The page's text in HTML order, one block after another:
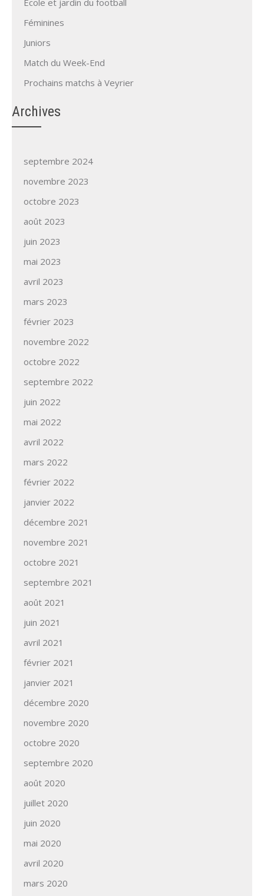
Féminines
Juniors
Match du Week-End
Prochains matchs à Veyrier
Archives
septembre 2024
novembre 2023
octobre 2023
août 2023
juin 2023
mai 2023
avril 2023
mars 2023
février 2023
novembre 2022
octobre 2022
septembre 2022
juin 2022
mai 2022
avril 2022
mars 2022
février 2022
janvier 2022
décembre 2021
novembre 2021
octobre 2021
septembre 2021
août 2021
juin 2021
avril 2021
février 2021
janvier 2021
décembre 2020
novembre 2020
octobre 2020
septembre 2020
août 2020
juillet 2020
juin 2020
mai 2020
avril 2020
mars 2020